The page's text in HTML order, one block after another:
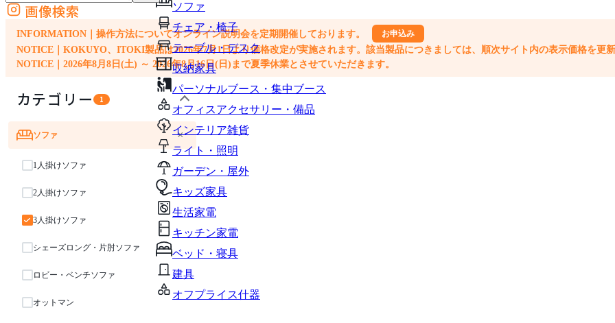
ソファ
チェア・椅子
テーブル・デスク
収納家具
パーソナルブース・集中ブース
オフィスアクセサリー・備品
インテリア雑貨
ライト・照明
ガーデン・屋外
キッズ家具
生活家電
キッチン家電
ベッド・寝具
建具
オフプライス什器
外部サイトの商品をカートに追加
他のサイトで見つけた商品ページのURLを貼り付けて、カートに追加できます
画像検索
INFORMATION｜操作方法についてオンライン説明会を定期開催しております。 お申込み
NOTICE｜KOKUYO、ITOKI製品は2026年7月1日より価格改定が実施されます。該当製品につきましては、順次サイト内の表示価格を更新
NOTICE｜2026年8月8日(土) ～ 2026年8月16日(日)まで夏季休業とさせていただきます。
カテゴリー 1
ソファ ×
1人掛けソファ
2人掛けソファ
3人掛けソファ
シェーズロング・片肘ソファ
ロビー・ベンチソファ
オットマン